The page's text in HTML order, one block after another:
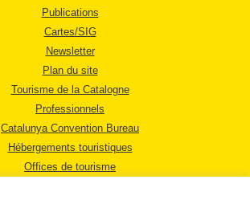
Publications
Cartes/SIG
Newsletter
Plan du site
Tourisme de la Catalogne
Professionnels
Catalunya Convention Bureau
Hébergements touristiques
Offices de tourisme